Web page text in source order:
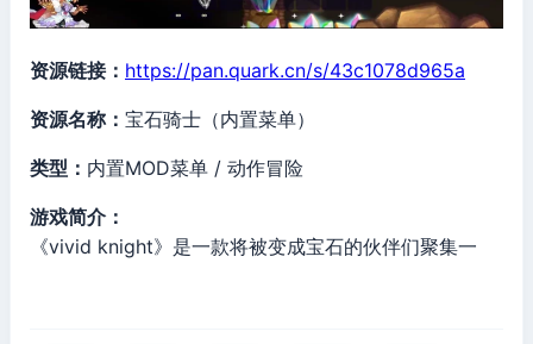
资源链接： https://pan.quark.cn/s/43c1078d965a
资源名称： 宝石骑士（内置菜单）
类型： 内置MOD菜单 / 动作冒险
游戏简介：
《vivid knight》是一款将被变成宝石的伙伴们聚集一